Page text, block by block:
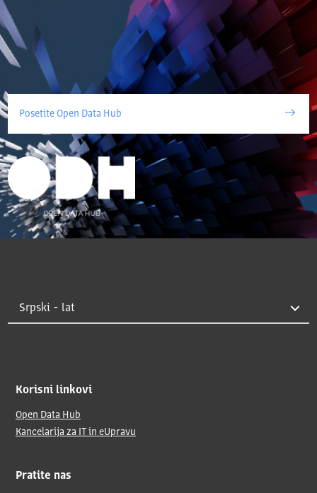
Posetite Open Data Hub
Korisni linkovi
Open Data Hub
Kancelarija za IT in eUpravu
Pratite nas